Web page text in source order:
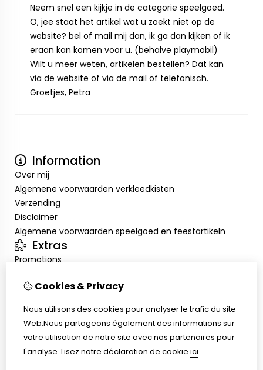
Neem snel een kijkje in de categorie speelgoed.
O, jee staat het artikel wat u zoekt niet op de
website? bel of mail mij dan, ik ga dan kijken of ik
eraan kan komen voor u. (behalve playmobil)
Wilt u meer weten, artikelen bestellen? Dat kan
via de website of via de mail of telefonisch.
Groetjes, Petra
Information
Over mij
Algemene voorwaarden verkleedkisten
Verzending
Disclaimer
Algemene voorwaarden speelgoed en feestartikeln
Extras
Promotions
Inloggen
Service client
Retour de marchandise
Cookies & Privacy
Nous utilisons des cookies pour analyser le trafic du site
Web.Nous partageons également des informations sur
votre utilisation de notre site avec nos partenaires pour
l'analyse. Lisez notre déclaration de cookie ici